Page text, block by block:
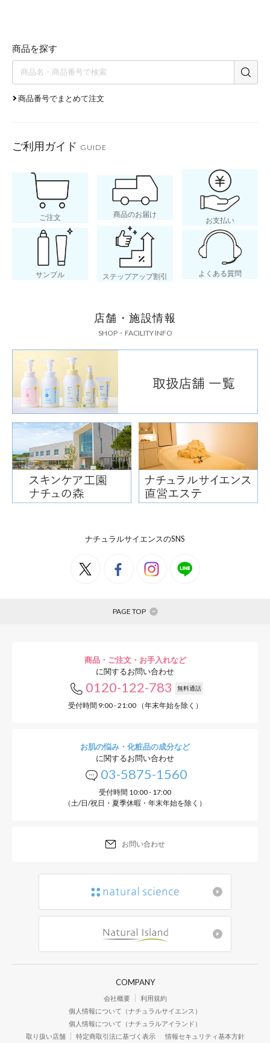
商品を探す
商品番号でまとめて注文
ご利用ガイド GUIDE
ご注文 商品のお届け
お支払い
サンプル ステップアップ割引 よくある質問
店舗・施設情報
SHOP・FACILITY INFO
ナチュラルサイエンスのSNS
PAGE TOP
商品・ご注文・お手入れなど
に関するお問い合わせ
0120-122-783 無料通話
受付時間 9:00 - 21:00 （年末年始を除く）
お肌の悩み・化粧品の成分など
に関するお問い合わせ
03-5875-1560
受付時間 10:00 - 17:00
（土/日/祝日・夏季休暇・年末年始を除く）
お問い合わせ
COMPANY
会社概要
利用規約
個人情報について（ナチュラルサイエンス）
個人情報について（ナチュラルアイランド）
取り扱い店舗
特定商取引法に基づく表示 情報セキュリティ基本方針